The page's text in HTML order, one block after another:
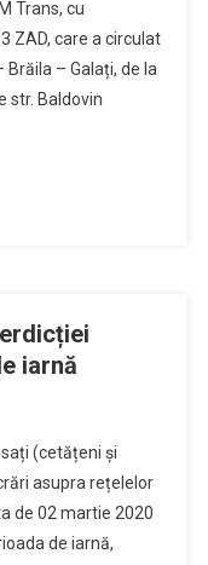
Trans, cu
ZAD, care a circulat
– Galați, de la
str. Baldovin
iarnă
(cetățeni și
asupra rețelelor
de 02 martie 2020
de iarnă,